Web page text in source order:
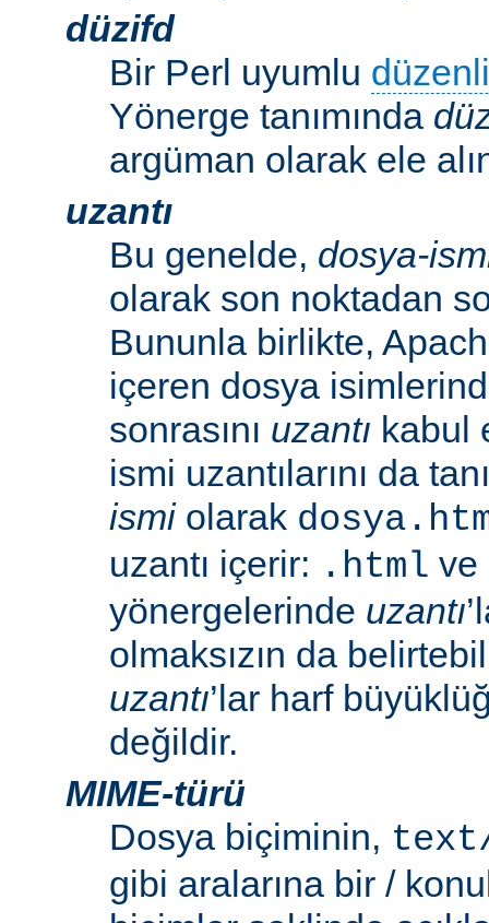
düzifd
Bir Perl uyumlu
Yönerge tanımında
argüman olarak ele
uzantı
Bu genelde, dosya-
olarak son noktadan
Bununla birlikte,
içeren dosya
sonrasını uzantı kabul
ismi uzantılarını da
ismiolarak
uzantı içerir: .html ve
yönergelerinde uzantı
olmaksızın da
uzantı’lar harf
değildir.
MIME-türü
Dosya biçiminin,
gibi aralarına bir /